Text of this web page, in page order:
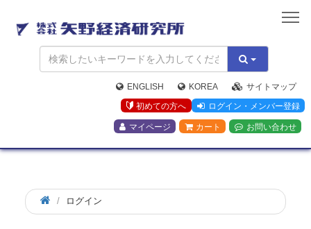
矢
野
経
済
研
究
所
ENGLISH KOREA
サイトマップ
初めての方へ
ログイン・メンバー登録
マイページ カート お問い合わせ
ログイン